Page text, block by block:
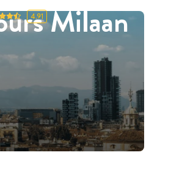
Milaan
4.91